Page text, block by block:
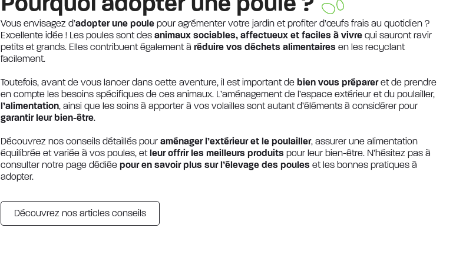
Vous envisagez d’adopter une poule pour agrémenter votre jardin et profiter d’œufs frais au quotidien ?
Excellente idée ! Les poules sont des animaux sociables, affectueux et faciles à vivre qui sauront ravir
petits et grands. Elles contribuent également à réduire vos déchets alimentaires en les recyclant
facilement.
Toutefois, avant de vous lancer dans cette aventure, il est important de bien vous prépareret de prendre
en compte les besoins spécifiques de ces animaux. L’aménagement de l’espace extérieur et du poulailler,
l’alimentation, ainsi que les soins à apporter à vos volailles sont autant d’éléments à considérer pour
garantir leur bien-être.
Découvrez nos conseils détaillés pour aménager l’extérieur et le poulailler, assurer une alimentation
équilibrée et variée à vos poules, et leur offrir les meilleurs produits pour leur bien-être. N’hésitez pas à
consulter notre page dédiée pour en savoir plus sur l’élevage des poules et les bonnes pratiques à
adopter.
Découvrez nos articles conseils